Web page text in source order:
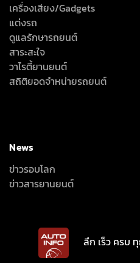
เครื่องเสียง/Gadgets
แต่งรถ
ดูแลรักษารถยนต์
สาระสะใจ
วาไรตี้ยานยนต์
สถิติยอดจำหน่ายรถยนต์
News
ข่าวรอบโลก
ข่าวสารยานยนต์
ลึก เร็ว ครบ